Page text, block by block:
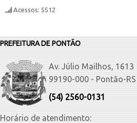
Acessos: 5512
PREFEITURA DE PONTÃO
Av. Júlio Mailhos, 1613
99190-000 - Pontão-RS
(54) 2560-0131
Horário de atendimento: